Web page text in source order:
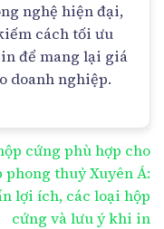
nghệ hiện đại,
cách tối ưu
để mang lại giá
doanh nghiệp.
cứng phù hợp cho
phong thuỷ Xuyên Á:
lợi ích, các loại hộp
cứng và lưu ý khi in